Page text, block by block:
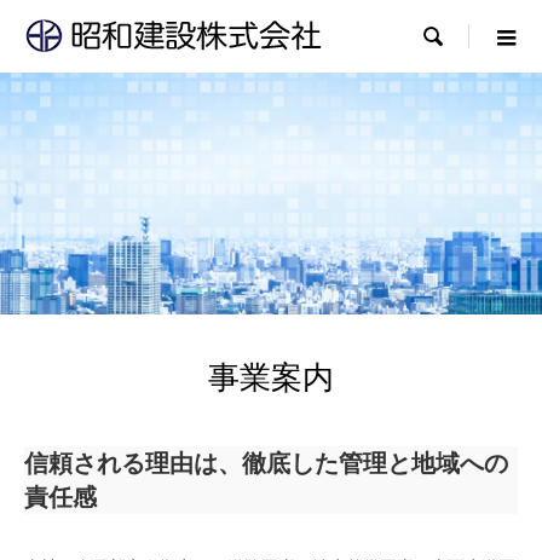

事業案内
信頼される理由は、徹底した管理と地域への
責任感